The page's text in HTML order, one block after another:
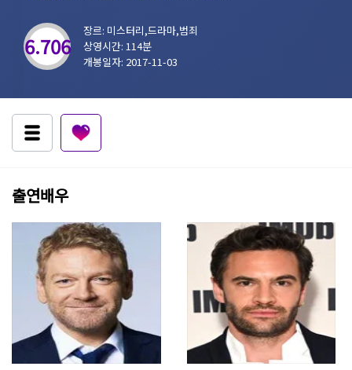
6.706
장르: 미스터리,드라마,범죄
상영시간: 114분
개봉일자: 2017-11-03
출연배우